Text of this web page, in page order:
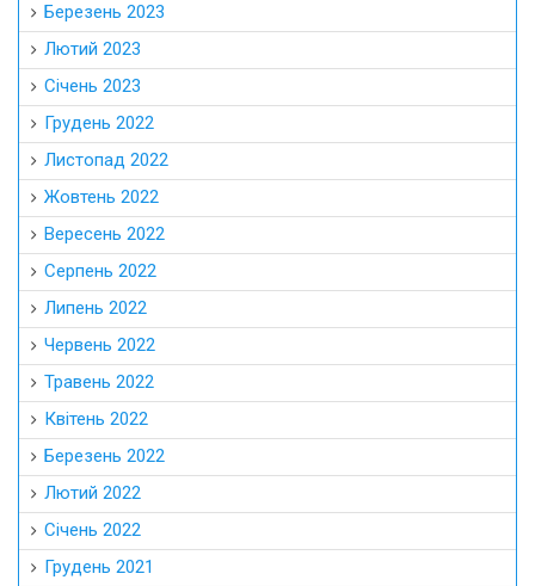
Березень 2023
Лютий 2023
Січень 2023
Грудень 2022
Листопад 2022
Жовтень 2022
Вересень 2022
Серпень 2022
Липень 2022
Червень 2022
Травень 2022
Квітень 2022
Березень 2022
Лютий 2022
Січень 2022
Грудень 2021